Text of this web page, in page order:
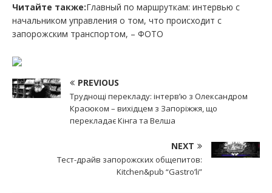
Читайте также:Главный по маршруткам: интервью с
начальником управления о том, что происходит с
запорожским транспортом, – ФОТО
PREVIOUS
Труднощі перекладу: інтерв’ю з Олександром
Красюком – вихідцем з Запоріжжя, що
перекладає Кінга та Велша
NEXT
Тест-драйв запорожских общепитов:
Kitchen&pub “Gastro’li”